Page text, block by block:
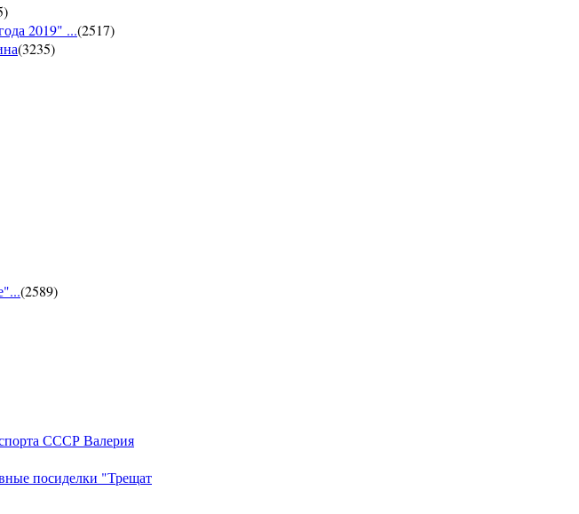
)
2019" ...(2517)
(3235)
(2589)
СССР Валерия
посиделки "Трещат